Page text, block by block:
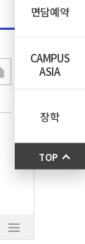
면담예약
CAMPUS
ASIA
장학
TOP